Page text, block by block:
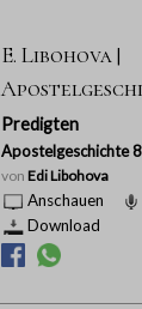
E. Libohova |
Predigten
Apostelgeschichte
von Edi Libohova
Anschauen
Download